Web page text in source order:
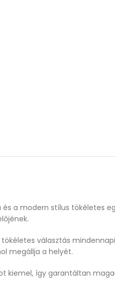
és a modern stílus tökéletes
választás
megállja a helyét.
kiemel, így garantáltan